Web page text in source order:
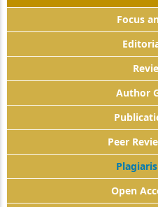
Focus
Author
Peer
Open